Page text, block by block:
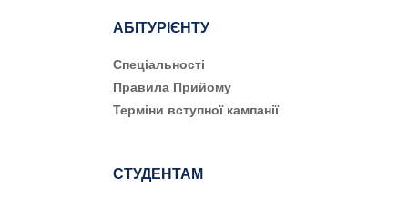
АБІТУРІЄНТУ
Cпеціальності
Правила Прийому
Терміни вступної кампанії
СТУДЕНТАМ